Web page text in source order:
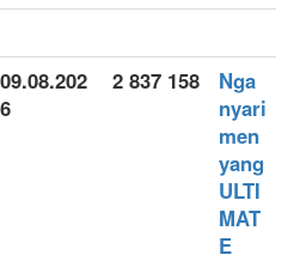
09.08.202
6
2 837 158
Nga
nyari
men
yang
ULTI
MAT
E